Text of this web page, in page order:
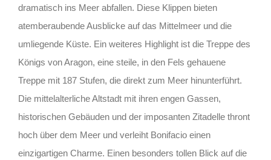
dramatisch ins Meer abfallen. Diese Klippen bieten
atemberaubende Ausblicke auf das Mittelmeer und die
umliegende Küste. Ein weiteres Highlight ist die Treppe des
Königs von Aragon, eine steile, in den Fels gehauene
Treppe mit 187 Stufen, die direkt zum Meer hinunterführt.
Die mittelalterliche Altstadt mit ihren engen Gassen,
historischen Gebäuden und der imposanten Zitadelle thront
hoch über dem Meer und verleiht Bonifacio einen
einzigartigen Charme. Einen besonders tollen Blick auf die